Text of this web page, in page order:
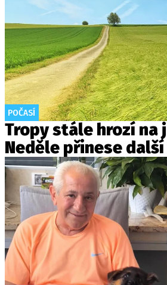
POČASÍ
Tropy stále hrozí na
Neděle přinese